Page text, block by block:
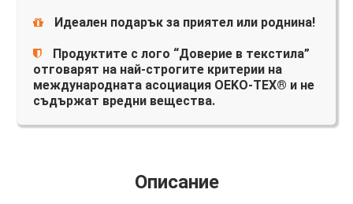
Идеален подарък за приятел или роднина!
Продуктите с лого “Доверие в текстила”
отговарят на най-строгите критерии на
международната асоциация OEKO-TEX® и не
съдържат вредни вещества.
Описание